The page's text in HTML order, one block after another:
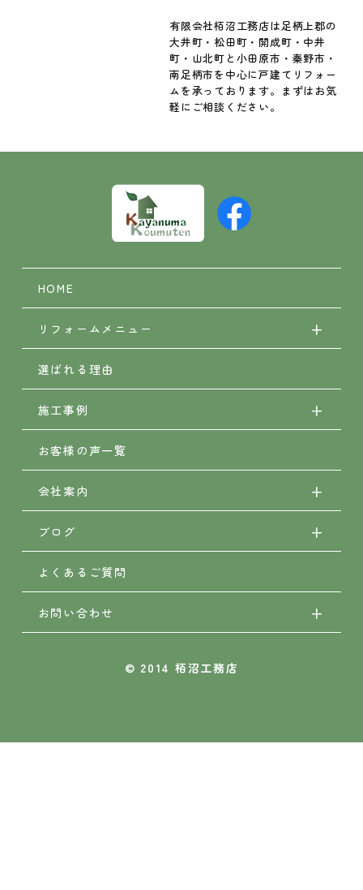
有限会社栢沼工務店は足柄上郡の
大井町・松田町・開成町・中井
町・山北町と小田原市・秦野市・
南足柄市を中心に戸建てリフォー
ムを承っております。まずはお気
軽にご相談ください。
HOME
リフォームメニュー
選ばれる理由
施工事例
お客様の声一覧
会社案内
ブログ
よくあるご質問
お問い合わせ
© 2014 栢沼工務店